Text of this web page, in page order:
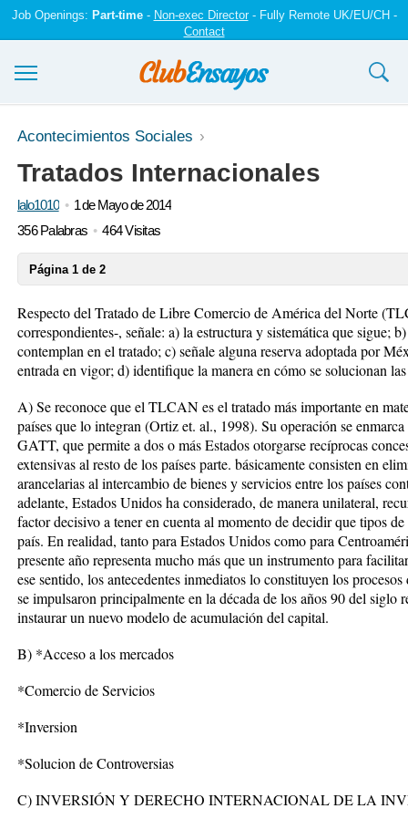
Job Openings: Part-time- Non-exec Director- Fully Remote UK/EU/CH -
Contact
Ensayos y trabajos
Registrarse
Iniciar sesión
Acontecimientos Sociales
Tratados Internacionales
lalo1010
1 de Mayo de 2014
356 Palabras
464 Visitas
Página 1 de 2
Respecto del Tratado de Libre Comercio de América del Norte
correspondientes-, señale: a) la estructura y sistemática que sigue;
contemplan en el tratado; c) señale alguna reserva adoptada por
entrada en vigor; d) identifique la manera en cómo se solucionan
A) Se reconoce que el TLCAN es el tratado más importante en
países que lo integran (Ortiz et. al., 1998). Su operación se
GATT, que permite a dos o más Estados otorgarse recíprocas
extensivas al resto de los países parte. básicamente consisten en
arancelarias al intercambio de bienes y servicios entre los países
adelante, Estados Unidos ha considerado, de manera unilateral,
factor decisivo a tener en cuenta al momento de decidir que tipos
país. En realidad, tanto para Estados Unidos como para
presente año representa mucho más que un instrumento para
ese sentido, los antecedentes inmediatos lo constituyen los
se impulsaron principalmente en la década de los años 90 del siglo
instaurar un nuevo modelo de acumulación del capital.
B) *Acceso a los mercados
*Comercio de Servicios
*Inversion
*Solucion de Controversias
C) INVERSIÓN Y DERECHO INTERNACIONAL DE LA